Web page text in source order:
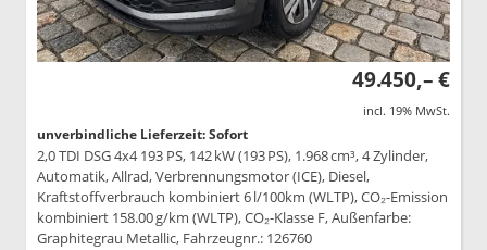
49.450,– €
incl. 19% MwSt.
unverbindliche Lieferzeit: Sofort
2,0 TDI DSG 4x4 193 PS, 142 kW (193 PS), 1.968 cm³, 4 Zylinder,
Automatik, Allrad, Verbrennungsmotor (ICE), Diesel,
Kraftstoffverbrauch kombiniert 6 l/100km (WLTP), CO₂-Emission
kombiniert 158.00 g/km (WLTP), CO₂-Klasse F, Außenfarbe:
Graphitegrau Metallic, Fahrzeugnr.: 126760